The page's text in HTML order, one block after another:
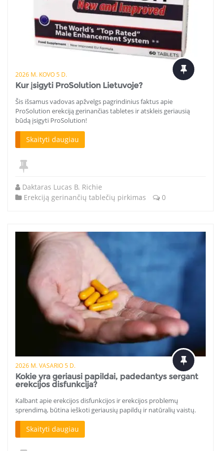
2026 M. KOVO 5 D.
Kur įsigyti ProSolution Lietuvoje?
Šis išsamus vadovas apžvelgs pagrindinius faktus apie
ProSolution erekciją gerinančias tabletes ir atskleis geriausią
būdą įsigyti ProSolution!
Skaityti daugiau
Daktaras Lucas B. Richie
Erekciją gerinančių tablečių pirkimas
0
2026 M. VASARIO 5 D.
Kokie yra geriausi papildai, padedantys sergant
erekcijos disfunkcija?
Kalbant apie erekcijos disfunkcijos ir erekcijos problemų
sprendimą, būtina ieškoti geriausių papildų ir natūralių vaistų.
Skaityti daugiau